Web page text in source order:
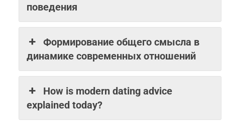
поведения
Формирование общего смысла в
динамике современных отношений
How is modern dating advice
explained today?